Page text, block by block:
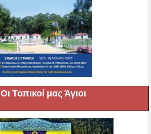
Οι Τοπικοί μας Άγιοι